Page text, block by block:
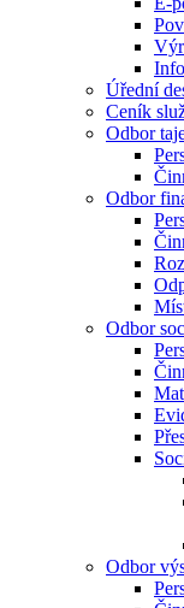
Úřední
Ceník
Odbor
Odbor
Odbor
Odbor